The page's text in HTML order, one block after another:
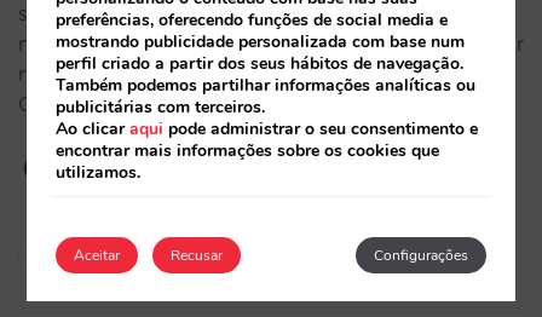
suas desvantagens e como se enquadra no
movimento estratégico da Google para se posicionar
no setor. A Mirai é um parceiro de integração da
Google para o…
Rocío Rivero
18/09/2018
preferências, oferecendo funções de social media e
mostrando publicidade personalizada com base num
perfil criado a partir dos seus hábitos de navegação.
Também podemos partilhar informações analíticas ou
publicitárias com terceiros.
Ao clicaraqui pode administrar o seu consentimento e
encontrar mais informações sobre os cookies que
utilizamos.
Aceitar Configurações
Recusar